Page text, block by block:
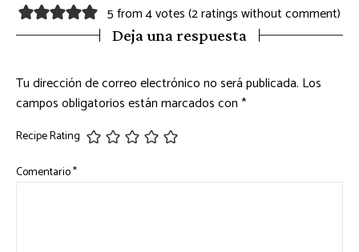
5 from 4 votes (2 ratings without comment)
Deja una respuesta
Tu dirección de correo electrónico no será publicada. Los
campos obligatorios están marcados con*
Recipe Rating
Comentario*